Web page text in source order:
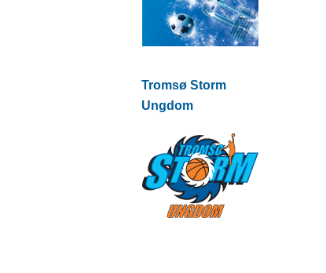
Tromsø Storm
Ungdom